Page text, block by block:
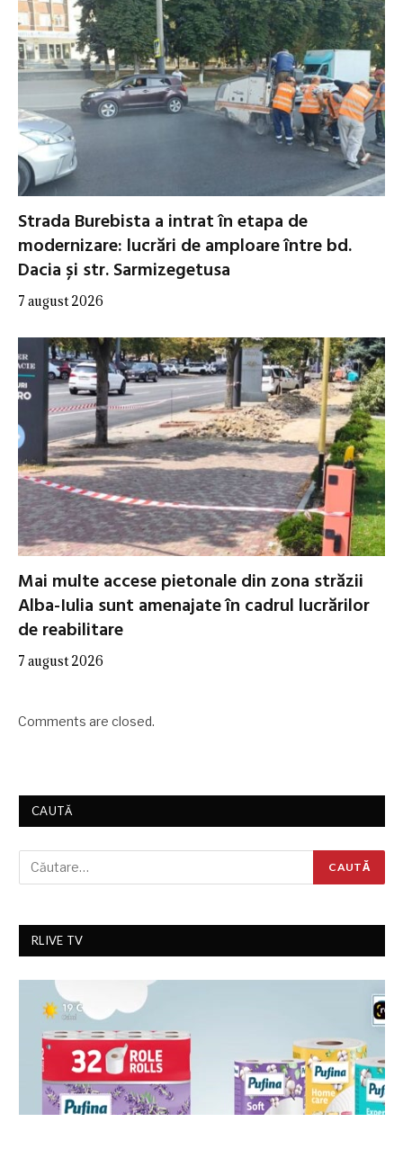
Strada Burebista a intrat în etapa de
modernizare: lucrări de amploare între bd.
Dacia și str. Sarmizegetusa
7 august 2026
Mai multe accese pietonale din zona străzii
Alba-Iulia sunt amenajate în cadrul lucrărilor
de reabilitare
7 august 2026
Comments are closed.
CAUTĂ
RLIVE TV